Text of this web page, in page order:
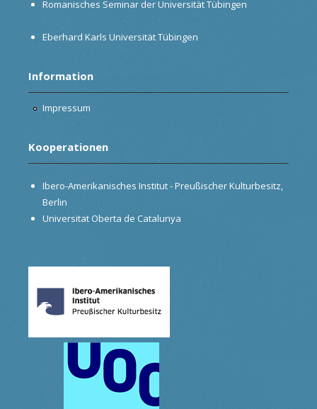
Romanisches Seminar der Universität Tübingen
Eberhard Karls Universität Tübingen
Information
Impressum
Kooperationen
Ibero-Amerikanisches Institut - Preußischer Kulturbesitz,
Berlin
Universitat Oberta de Catalunya